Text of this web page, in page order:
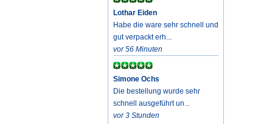
Lothar Eiden
Habe die ware sehr schnell und
gut verpackt erh...
vor 56 Minuten
Simone Ochs
Die bestellung wurde sehr
schnell ausgeführt un...
vor 3 Stunden